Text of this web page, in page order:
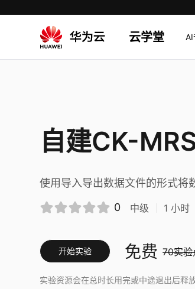
云学堂
自建CK-
使用导入导出数据文件的形式
0
中级 1 小时
开始实验 免费 70实验
实验资源会在总时长用完或中途退出后释